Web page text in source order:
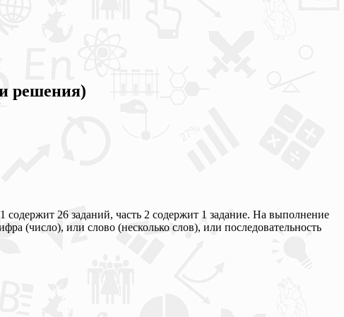
решения)
26 заданий, часть 2 содержит 1 задание. На выполнение
(число), или слово (несколько слов), или последовательность